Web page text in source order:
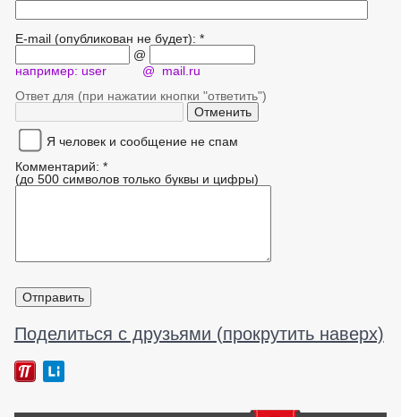
E-mail (опубликован не будет): *
@
например: user @ mail.ru
Ответ для (при нажатии кнопки "ответить")
Я человек и сообщение не спам
Комментарий: *
(до 500 символов только буквы и цифры)
Поделиться с друзьями (прокрутить наверх)